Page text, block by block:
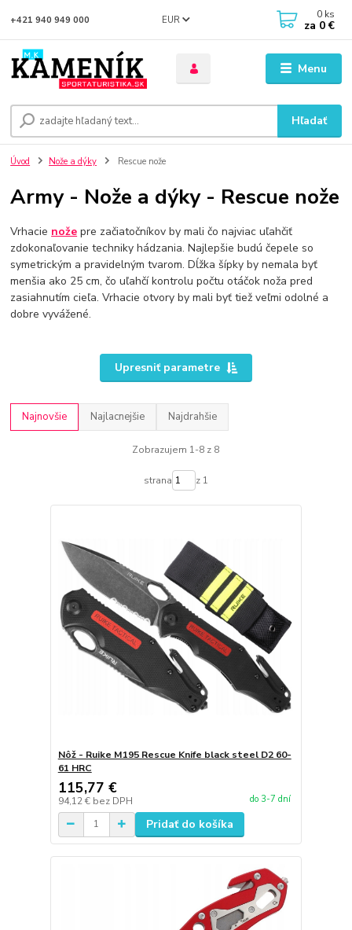
Menu
EUR
Hľadať
+421 940 949 000 0 ks
za 0 €
Úvod Nože a dýky Rescue nože
Army - Nože a dýky - Rescue nože
Vrhacie nože pre začiatočníkov by mali čo najviac uľahčiť
zdokonaľovanie techniky hádzania. Najlepšie budú čepele so
symetrickým a pravidelným tvarom. Dĺžka šípky by nemala byť
menšia ako 25 cm, čo uľahčí kontrolu počtu otáčok noža pred
zasiahnutím cieľa. Vrhacie otvory by mali byť tiež veľmi odolné a
dobre vyvážené.
Upresniť parametre
Najnovšie Najlacnejšie Najdrahšie
Zobrazujem 1-8 z 8
strana z 1
Nôž - Ruike M195 Rescue Knife black steel D2 60-
61 HRC
115,77 €
94,12 € bez DPH do 3-7 dní
Pridať do košíka